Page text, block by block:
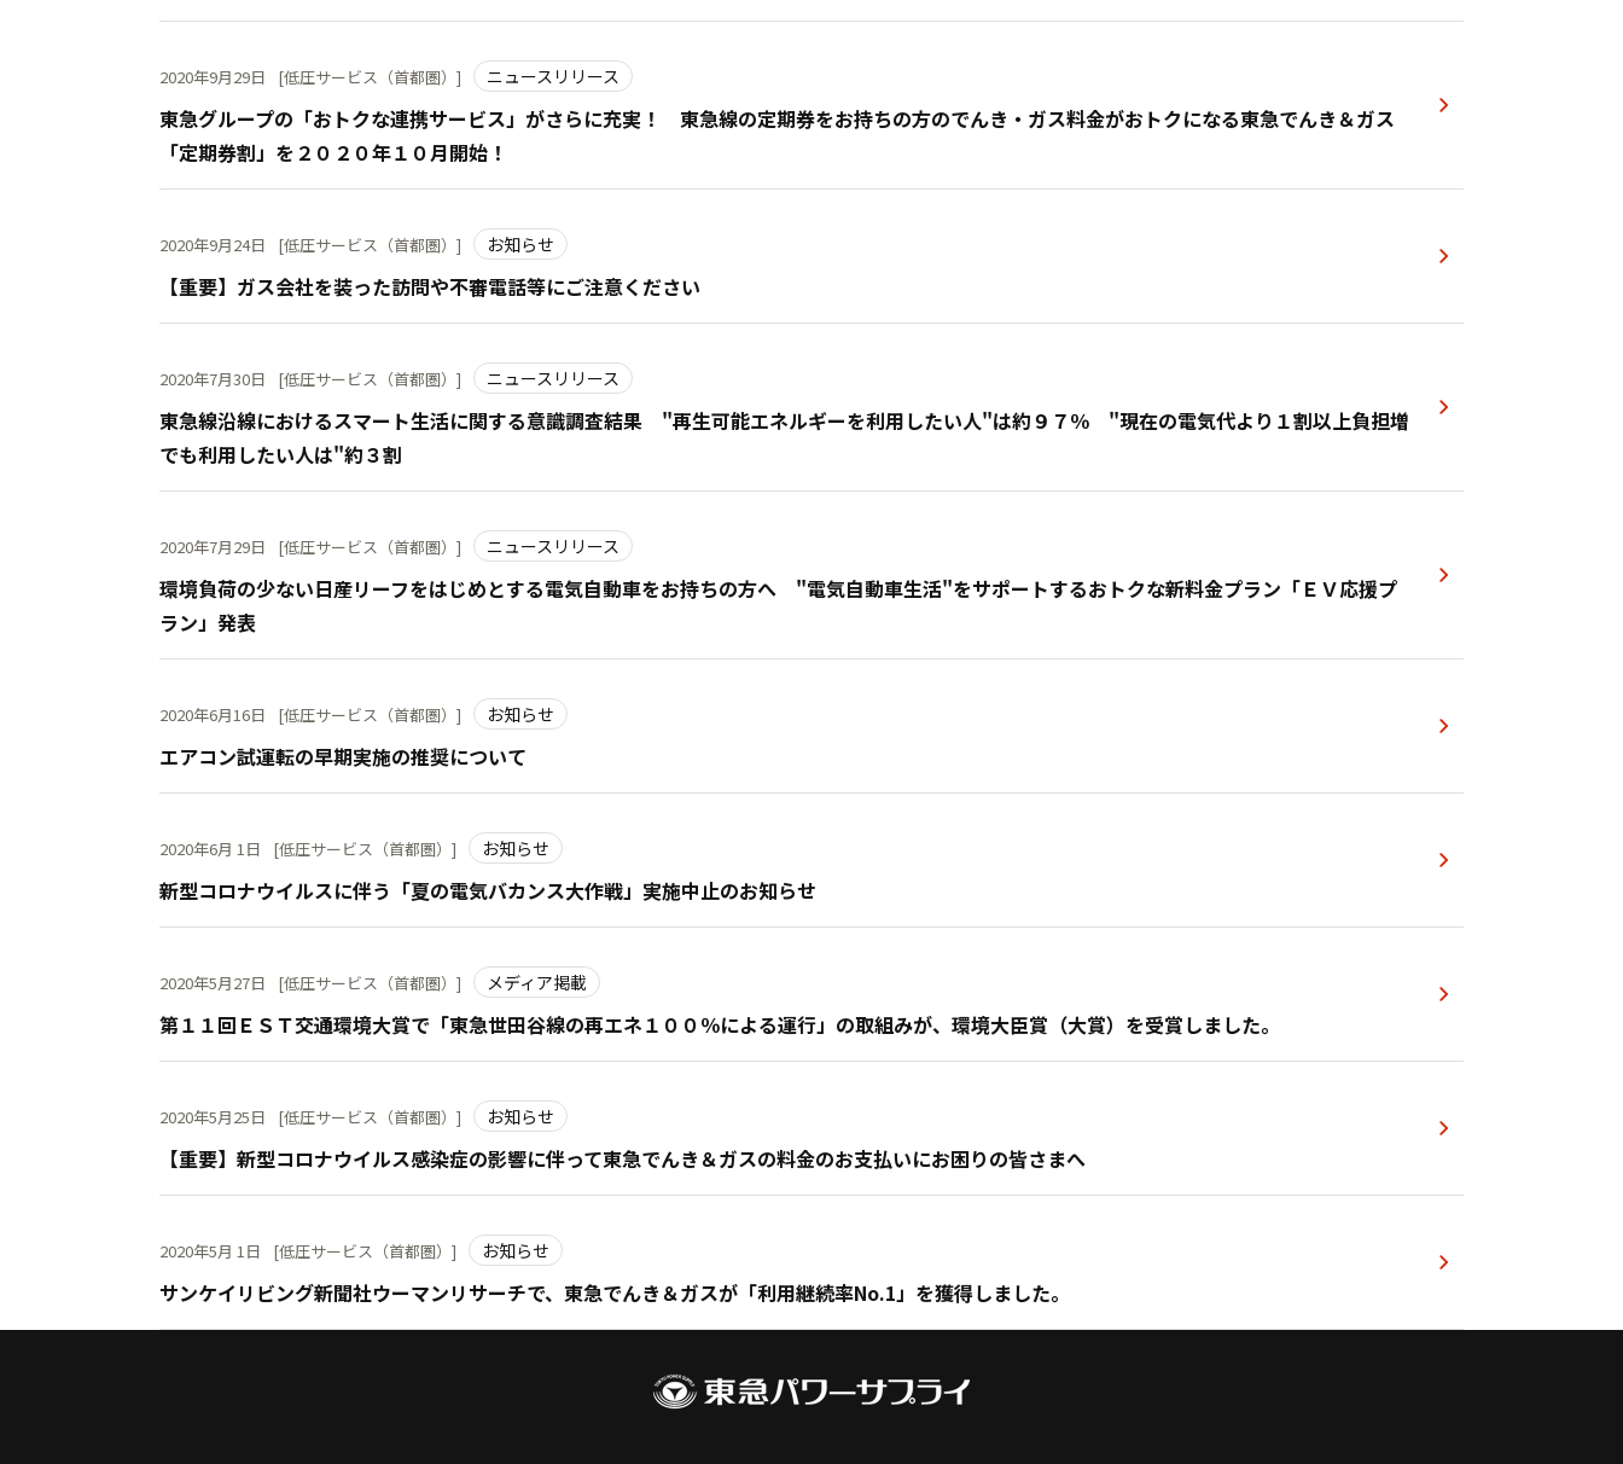
東急グループの「おトクな連携サービス」がさらに充実！ 東急線の定期券をお持ちの方のでんき・ガス料金がおトクになる東急でんき＆ガス
「定期券割」を２０２０年１０月開始！
2020年9月29日 [低圧サービス（首都圏）] ニュースリリース
【重要】ガス会社を装った訪問や不審電話等にご注意ください
2020年9月24日 [低圧サービス（首都圏）] お知らせ
東急線沿線におけるスマート生活に関する意識調査結果 "再生可能エネルギーを利用したい人"は約９７％ "現在の電気代より１割以上負担増
でも利用したい人は"約３割
2020年7月30日 [低圧サービス（首都圏）] ニュースリリース
環境負荷の少ない日産リーフをはじめとする電気自動車をお持ちの方へ "電気自動車生活"をサポートするおトクな新料金プラン「ＥＶ応援プ
ラン」発表
2020年7月29日 [低圧サービス（首都圏）] ニュースリリース
エアコン試運転の早期実施の推奨について
2020年6月16日 [低圧サービス（首都圏）] お知らせ
新型コロナウイルスに伴う「夏の電気バカンス大作戦」実施中止のお知らせ
2020年6月 1日 [低圧サービス（首都圏）] お知らせ
第１１回ＥＳＴ交通環境大賞で「東急世田谷線の再エネ１００％による運行」の取組みが、環境大臣賞（大賞）を受賞しました。
2020年5月27日 [低圧サービス（首都圏）] メディア掲載
【重要】新型コロナウイルス感染症の影響に伴って東急でんき＆ガスの料金のお支払いにお困りの皆さまへ
2020年5月25日 [低圧サービス（首都圏）] お知らせ
サンケイリビング新聞社ウーマンリサーチで、東急でんき＆ガスが「利用継続率No.1」を獲得しました。
2020年5月 1日 [低圧サービス（首都圏）] お知らせ
22 23 24 25 26 27 28